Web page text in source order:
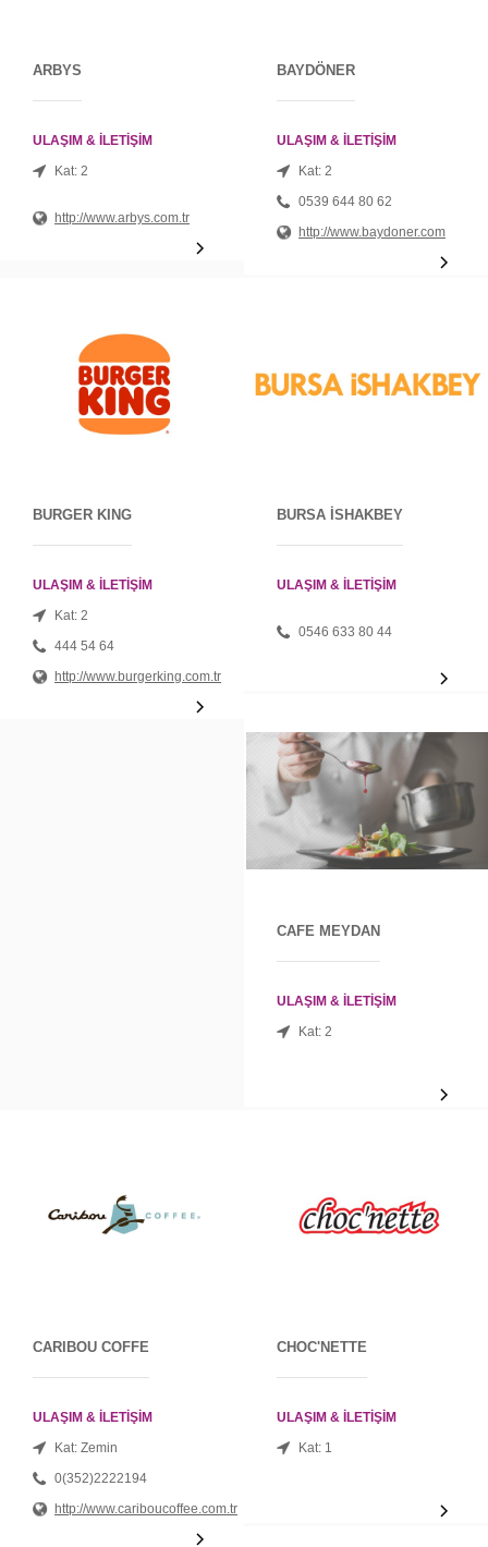
ARBYS
ULAŞIM & İLETİŞİM
Kat: 2
http://www.arbys.com.tr
BAYDÖNER
ULAŞIM & İLETİŞİM
Kat: 2
0539 644 80 62
http://www.baydoner.com
BURGER KING
ULAŞIM & İLETİŞİM
Kat: 2
444 54 64
http://www.burgerking.com.tr
BURSA İSHAKBEY
ULAŞIM & İLETİŞİM
0546 633 80 44
CAFE MEYDAN
ULAŞIM & İLETİŞİM
Kat: 2
CARIBOU COFFE
ULAŞIM & İLETİŞİM
Kat: Zemin
0(352)2222194
http://www.cariboucoffee.com.tr
CHOC'NETTE
ULAŞIM & İLETİŞİM
Kat: 1